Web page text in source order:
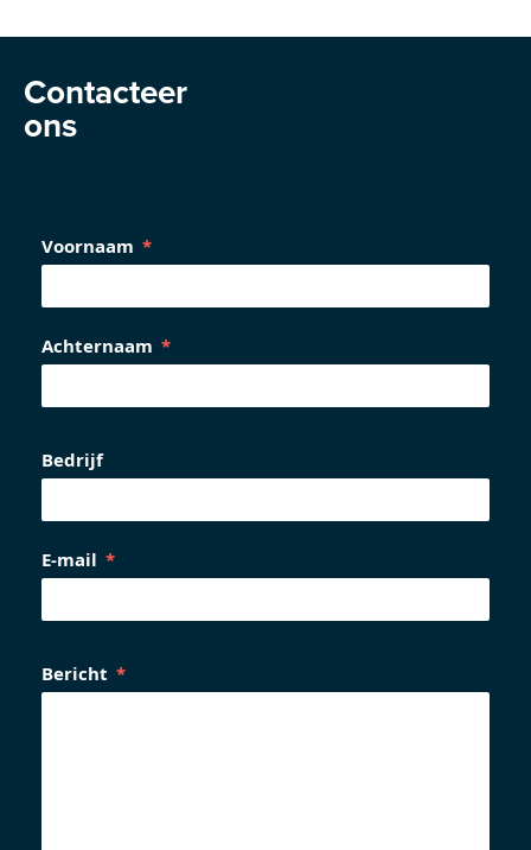
Contacteer
ons
Voornaam
Achternaam
Bedrijf
E-mail
Bericht